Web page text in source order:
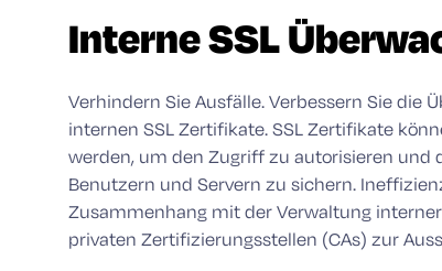
Interne SSL
Verhindern Sie Ausfälle. Verbessern Sie die
internen SSL Zertifikate. SSL Zertifikate
werden, um den Zugriff zu autorisieren und
Benutzern und Servern zu sichern.
Zusammenhang mit der Verwaltung
privaten Zertifizierungsstellen (CAs) zur